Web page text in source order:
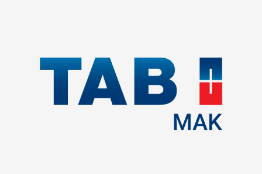
ЗА НАС
ГАЛЕРИЈА
КОНТАКТ